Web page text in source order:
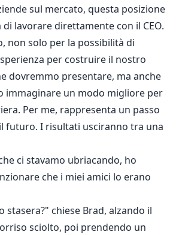
per lettori maturi.
sul mercato, questa posizione
lavorare direttamente con il CEO.
non solo per la possibilità di
per costruire il nostro
dovremmo presentare, ma anche
immaginare un modo migliore per
Per me, rappresenta un passo
futuro. I risultati usciranno tra una
ci stavamo ubriacando, ho
che i miei amici lo erano
stasera?" chiese Brad, alzando il
sciolto, poi prendendo un